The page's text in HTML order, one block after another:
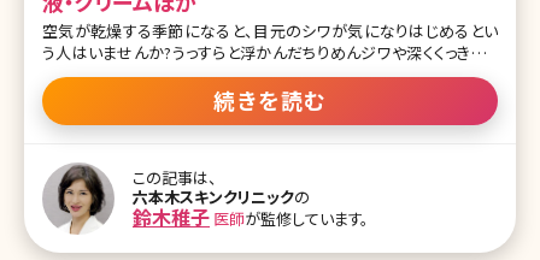
空気が乾燥する季節になると、目元のシワが気になりはじめるとい
う人はいませんか?うっすらと浮かんだちりめんジワや深くくっきりと
刻まれたしわが気になって、思い切り笑うことができないという方も
いるかもしれませんね。でも、目元のしわは初期段階でケアを始めれ
ば、深いしわになるのを防ぐことも不可能ではありません。ここで目
しく解説していきます。 目次 1.目元のしわってなぜできるの? 1-1.目
元のしわができる原因とは 1-2.目の疲れやこんな習慣が原因になる
ことも 2.目元のしわを改善する方法 2-1.目元のしわを改善するコス
メ 2-2.美容外科でのケア 13.まとめ 1.目元のしわってなぜできるの?
カラスの足跡とも呼ばれる目元のシワ。笑ったときにできる「ハッピー
続きを読む
この記事は、
六本木スキンクリニックの
鈴木稚子 医師が監修しています。